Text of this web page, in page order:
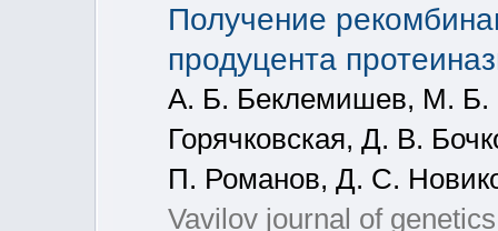
Получение
продуцента
А. Б. Беклемишев, М. Б.
Горячковская, Д. В.
П. Романов, Д. С.
Vavilov journal of